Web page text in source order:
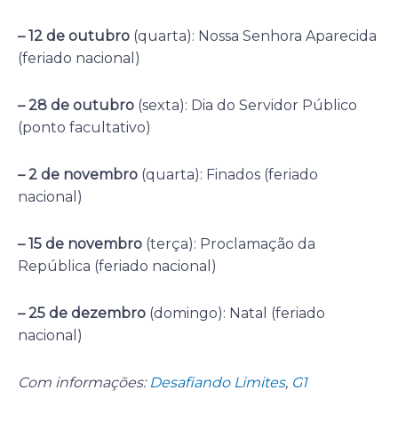
– 12 de outubro (quarta): Nossa Senhora Aparecida
(feriado nacional)
– 28 de outubro (sexta): Dia do Servidor Público
(ponto facultativo)
– 2 de novembro (quarta): Finados (feriado
nacional)
– 15 de novembro (terça): Proclamação da
República (feriado nacional)
– 25 de dezembro (domingo): Natal (feriado
nacional)
Com informações: Desafiando Limites, G1